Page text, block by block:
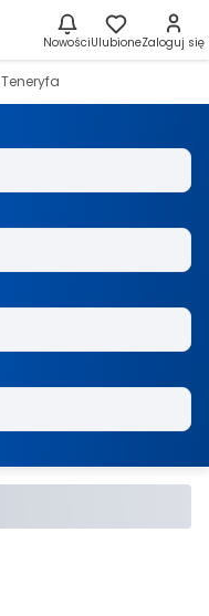
NowościUlubioneZaloguj się
Teneryfa